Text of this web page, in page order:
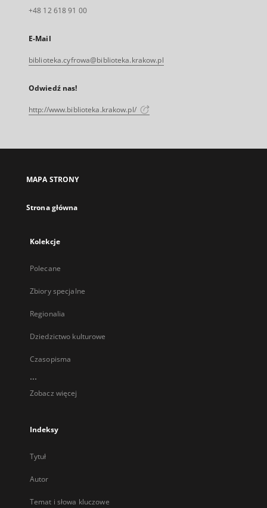
+48 12 618 91 00
E-Mail
biblioteka.cyfrowa@biblioteka.krakow.pl
Odwiedź nas!
http://www.biblioteka.krakow.pl/
MAPA STRONY
Strona główna
Kolekcje
Polecane
Zbiory specjalne
Regionalia
Dziedzictwo kulturowe
Czasopisma
...
Zobacz więcej
Indeksy
Tytuł
Autor
Temat i słowa kluczowe